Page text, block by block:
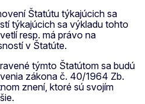
Štatútu týkajúcich sa
týkajúcich sa výkladu tohto
resp. má právo na
v Štatúte.
týmto Štatútom sa budú
zákona č. 40/1964 Zb.
znení, ktoré sú svojím